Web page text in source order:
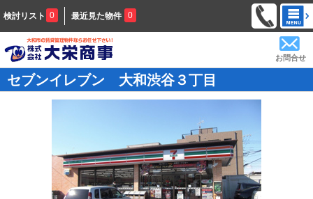
検討リスト 0 最近見た物件 0
お問合せ
セブンイレブン 大和渋谷３丁目